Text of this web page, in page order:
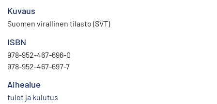
Kuvaus
Suomen virallinen tilasto (SVT)
ISBN
978-952-467-696-0
978-952-467-697-7
Aihealue
tulot ja kulutus